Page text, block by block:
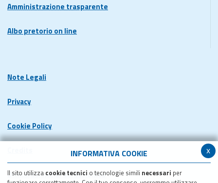
x
INFORMATIVA COOKIE
Il sito utilizza cookie tecnici o tecnologie simili necessari per
Amministrazione trasparente
Albo pretorio on line
Note Legali
Privacy
Cookie Policy
Dichiarazione di accessibilita'